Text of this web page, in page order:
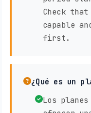
Check
capable
first.
¿Qué es un
Los